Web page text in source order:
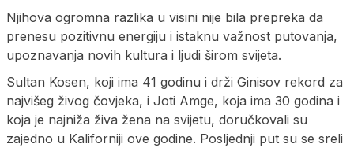
Njihova ogromna razlika u visini nije bila prepreka da
prenesu pozitivnu energiju i istaknu važnost putovanja,
upoznavanja novih kultura i ljudi širom svijeta.
Sultan Kosen, koji ima 41 godinu i drži Ginisov rekord za
najvišeg živog čovjeka, i Joti Amge, koja ima 30 godina i
koja je najniža živa žena na svijetu, doručkovali su
zajedno u Kaliforniji ove godine. Posljednji put su se sreli